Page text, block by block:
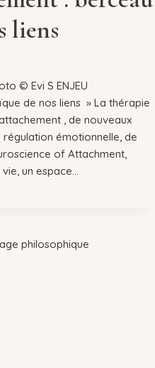
liens
© Evi S ENJEU
de nos liens » La thérapie
, de nouveaux
émotionnelle, de
of Attachment,
un espace…